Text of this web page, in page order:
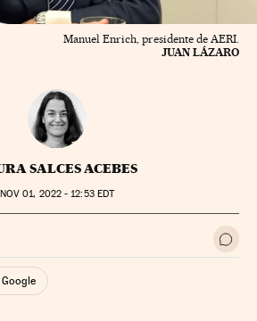
Manuel Enrich, presidente de AERI.
JUAN LÁZARO
SALCES ACEBES
NOV 01, 2022 - 12:53EDT
Twitter
Redes Sociales Ir a
Google